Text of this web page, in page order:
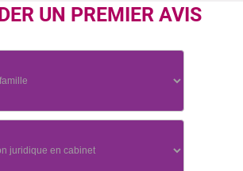
UN PREMIER AVIS